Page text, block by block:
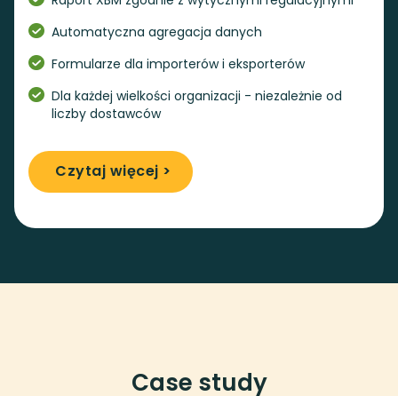
Automatyczna agregacja danych
Formularze dla importerów i eksporterów
Dla każdej wielkości organizacji - niezależnie od
liczby dostawców
Czytaj więcej >
Case study